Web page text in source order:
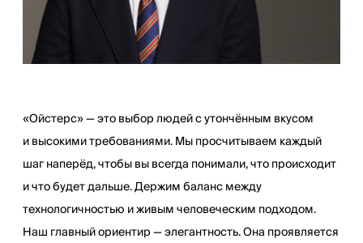
«Ойстерс» — это выбор людей с утончённым вкусом
и высокими требованиями. Мы просчитываем каждый
шаг наперёд, чтобы вы всегда понимали, что происходит
и что будет дальше. Держим баланс между
технологичностью и живым человеческим подходом.
Наш главный ориентир — элегантность. Она проявляется